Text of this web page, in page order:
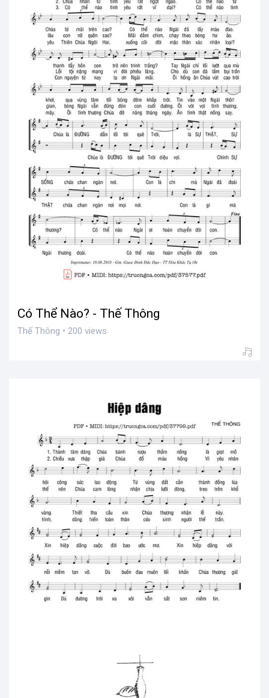
Có Thể Nào? - Thế Thông
Thế Thông • 200 views